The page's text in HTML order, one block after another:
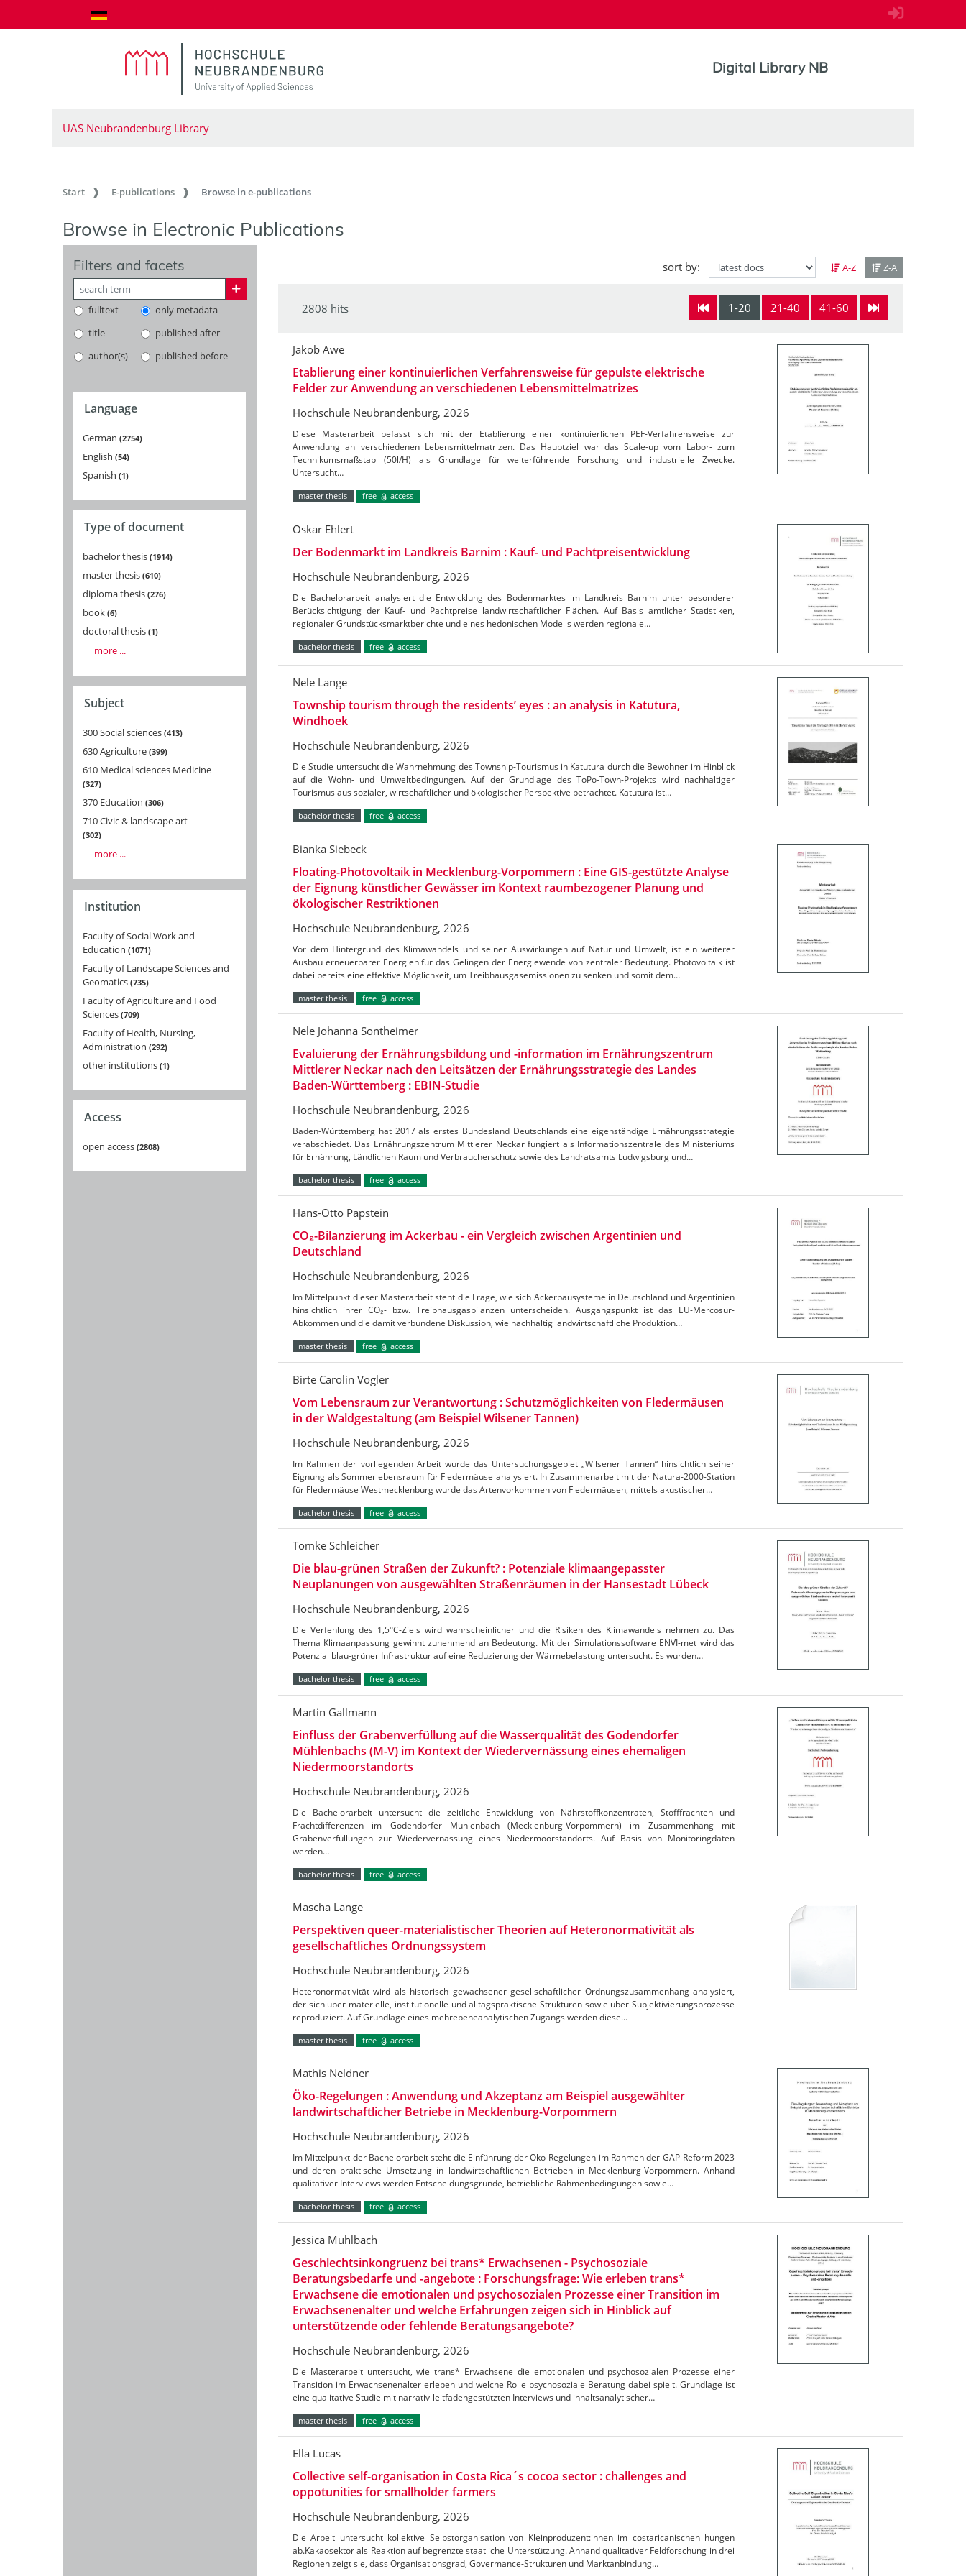
Digital Library NB
UAS Neubrandenburg Library
Start E-publications Browse in e-publications
Browse in Electronic Publications
Filters and facets
fulltext
only metadata
title
published after
author(s)
published before
Language
German 2754
English 54
Spanish 1
Type of document
bachelor thesis 1914
master thesis 610
diploma thesis 276
book 6
doctoral thesis 1
more ...
Subject
300 Social sciences 413
630 Agriculture 399
610 Medical sciences Medicine
327
370 Education 306
710 Civic & landscape art
302
more ...
Institution
Faculty of Social Work and
Education 1071
Faculty of Landscape Sciences and
Geomatics 735
Faculty of Agriculture and Food
Sciences 709
Faculty of Health, Nursing,
Administration 292
other institutions 1
Access
open access 2808
sort by: A-Z Z-A
1-20 21-40 41-60
2808 hits
Jakob Awe
Etablierung einer kontinuierlichen Verfahrensweise für gepulste elektrische
Felder zur Anwendung an verschiedenen Lebensmittelmatrizes
Hochschule Neubrandenburg, 2026
Diese Masterarbeit befasst sich mit der Etablierung einer kontinuierlichen PEF-Verfahrensweise zur
Anwendung an verschiedenen Lebensmittelmatrizen. Das Hauptziel war das Scale-up vom Labor- zum
Technikumsmaßstab (50l/H) als Grundlage für weiterführende Forschung und industrielle Zwecke.
Untersucht…
master thesis free access
Oskar Ehlert
Der Bodenmarkt im Landkreis Barnim : Kauf- und Pachtpreisentwicklung
Hochschule Neubrandenburg, 2026
Die Bachelorarbeit analysiert die Entwicklung des Bodenmarktes im Landkreis Barnim unter besonderer
Berücksichtigung der Kauf- und Pachtpreise landwirtschaftlicher Flächen. Auf Basis amtlicher Statistiken,
regionaler Grundstücksmarktberichte und eines hedonischen Modells werden regionale…
bachelor thesis free access
Nele Lange
Township tourism through the residents’ eyes : an analysis in Katutura,
Windhoek
Hochschule Neubrandenburg, 2026
Die Studie untersucht die Wahrnehmung des Township-Tourismus in Katutura durch die Bewohner im Hinblick
auf die Wohn- und Umweltbedingungen. Auf der Grundlage des ToPo-Town-Projekts wird nachhaltiger
Tourismus aus sozialer, wirtschaftlicher und ökologischer Perspektive betrachtet. Katutura ist…
bachelor thesis free access
Bianka Siebeck
Floating-Photovoltaik in Mecklenburg-Vorpommern : Eine GIS-gestützte Analyse
der Eignung künstlicher Gewässer im Kontext raumbezogener Planung und
ökologischer Restriktionen
Hochschule Neubrandenburg, 2026
Vor dem Hintergrund des Klimawandels und seiner Auswirkungen auf Natur und Umwelt, ist ein weiterer
Ausbau erneuerbarer Energien für das Gelingen der Energiewende von zentraler Bedeutung. Photovoltaik ist
dabei bereits eine effektive Möglichkeit, um Treibhausgasemissionen zu senken und somit dem…
master thesis free access
Nele Johanna Sontheimer
Evaluierung der Ernährungsbildung und -information im Ernährungszentrum
Mittlerer Neckar nach den Leitsätzen der Ernährungsstrategie des Landes
Baden-Württemberg : EBIN-Studie
Hochschule Neubrandenburg, 2026
Baden-Württemberg hat 2017 als erstes Bundesland Deutschlands eine eigenständige Ernährungsstrategie
verabschiedet. Das Ernährungszentrum Mittlerer Neckar fungiert als Informationszentrale des Ministeriums
für Ernährung, Ländlichen Raum und Verbraucherschutz sowie des Landratsamts Ludwigsburg und…
bachelor thesis free access
Hans-Otto Papstein
CO₂-Bilanzierung im Ackerbau - ein Vergleich zwischen Argentinien und
Deutschland
Hochschule Neubrandenburg, 2026
Im Mittelpunkt dieser Masterarbeit steht die Frage, wie sich Ackerbausysteme in Deutschland und Argentinien
hinsichtlich ihrer CO₂- bzw. Treibhausgasbilanzen unterscheiden. Ausgangspunkt ist das EU-Mercosur-
Abkommen und die damit verbundene Diskussion, wie nachhaltig landwirtschaftliche Produktion…
master thesis free access
Birte Carolin Vogler
Vom Lebensraum zur Verantwortung : Schutzmöglichkeiten von Fledermäusen
in der Waldgestaltung (am Beispiel Wilsener Tannen)
Hochschule Neubrandenburg, 2026
Im Rahmen der vorliegenden Arbeit wurde das Untersuchungsgebiet „Wilsener Tannen“ hinsichtlich seiner
Eignung als Sommerlebensraum für Fledermäuse analysiert. In Zusammenarbeit mit der Natura-2000-Station
für Fledermäuse Westmecklenburg wurde das Artenvorkommen von Fledermäusen, mittels akustischer…
bachelor thesis free access
Tomke Schleicher
Die blau-grünen Straßen der Zukunft? : Potenziale klimaangepasster
Neuplanungen von ausgewählten Straßenräumen in der Hansestadt Lübeck
Hochschule Neubrandenburg, 2026
Die Verfehlung des 1,5°C-Ziels wird wahrscheinlicher und die Risiken des Klimawandels nehmen zu. Das
Thema Klimaanpassung gewinnt zunehmend an Bedeutung. Mit der Simulationssoftware ENVI-met wird das
Potenzial blau-grüner Infrastruktur auf eine Reduzierung der Wärmebelastung untersucht. Es wurden…
bachelor thesis free access
Martin Gallmann
Einfluss der Grabenverfüllung auf die Wasserqualität des Godendorfer
Mühlenbachs (M-V) im Kontext der Wiedervernässung eines ehemaligen
Niedermoorstandorts
Hochschule Neubrandenburg, 2026
Die Bachelorarbeit untersucht die zeitliche Entwicklung von Nährstoffkonzentraten, Stofffrachten und
Frachtdifferenzen im Godendorfer Mühlenbach (Mecklenburg-Vorpommern) im Zusammenhang mit
Grabenverfüllungen zur Wiedervernässung eines Niedermoorstandorts. Auf Basis von Monitoringdaten
werden…
bachelor thesis free access
Mascha Lange
Perspektiven queer-materialistischer Theorien auf Heteronormativität als
gesellschaftliches Ordnungssystem
Hochschule Neubrandenburg, 2026
Heteronormativität wird als historisch gewachsener gesellschaftlicher Ordnungszusammenhang analysiert,
der sich über materielle, institutionelle und alltagspraktische Strukturen sowie über Subjektivierungsprozesse
reproduziert. Auf Grundlage eines mehrebeneanalytischen Zugangs werden diese…
master thesis free access
Mathis Neldner
Öko-Regelungen : Anwendung und Akzeptanz am Beispiel ausgewählter
landwirtschaftlicher Betriebe in Mecklenburg-Vorpommern
Hochschule Neubrandenburg, 2026
Im Mittelpunkt der Bachelorarbeit steht die Einführung der Öko-Regelungen im Rahmen der GAP-Reform 2023
und deren praktische Umsetzung in landwirtschaftlichen Betrieben in Mecklenburg-Vorpommern. Anhand
qualitativer Interviews werden Entscheidungsgründe, betriebliche Rahmenbedingungen sowie…
bachelor thesis free access
Jessica Mühlbach
Geschlechtsinkongruenz bei trans* Erwachsenen - Psychosoziale
Beratungsbedarfe und -angebote : Forschungsfrage: Wie erleben trans*
Erwachsene die emotionalen und psychosozialen Prozesse einer Transition im
Erwachsenenalter und welche Erfahrungen zeigen sich in Hinblick auf
unterstützende oder fehlende Beratungsangebote?
Hochschule Neubrandenburg, 2026
Die Masterarbeit untersucht, wie trans* Erwachsene die emotionalen und psychosozialen Prozesse einer
Transition im Erwachsenenalter erleben und welche Rolle psychosoziale Beratung dabei spielt. Grundlage ist
eine qualitative Studie mit narrativ-leitfadengestützten Interviews und inhaltsanalytischer…
master thesis free access
Ella Lucas
Collective self-organisation in Costa Rica´s cocoa sector : challenges and
oppotunities for smallholder farmers
Hochschule Neubrandenburg, 2026
Die Arbeit untersucht kollektive Selbstorganisation von Kleinproduzent:innen im costaricanischen hungen
ab.Kakaosektor als Reaktion auf begrenzte staatliche Unterstützung. Anhand qualitativer Feldforschung in drei
Regionen zeigt sie, dass Organisationsgrad, Govermance-Strukturen und Marktanbindung…